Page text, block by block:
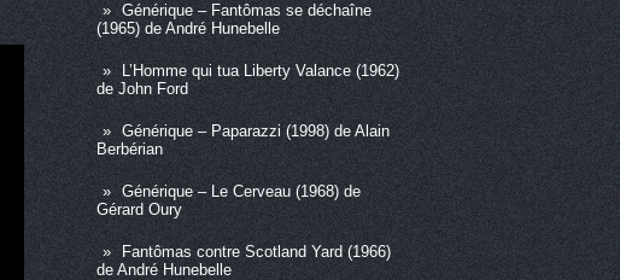
Générique – Fantômas se déchaîne
(1965) de André Hunebelle
L’Homme qui tua Liberty Valance (1962)
de John Ford
Générique – Paparazzi (1998) de Alain
Berbérian
Générique – Le Cerveau (1968) de
Gérard Oury
Fantômas contre Scotland Yard (1966)
de André Hunebelle